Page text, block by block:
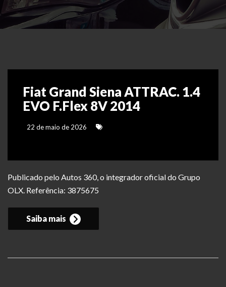
Fiat Grand Siena ATTRAC. 1.4
EVO F.Flex 8V 2014
22 de maio de 2026
Publicado pelo Autos 360, o integrador oficial do Grupo
OLX. Referência: 3875675
Saiba mais